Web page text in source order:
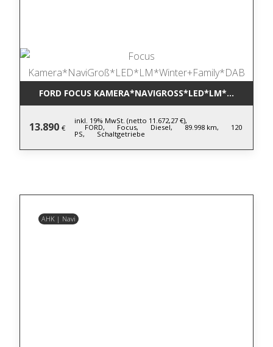
FORD FOCUS
13.890 €
inkl. 19% MwSt. (netto 11.672,27 €),
FORD, Focus, Diesel, 89.998 km, 120
PS, Schaltgetriebe
AHK | Navi